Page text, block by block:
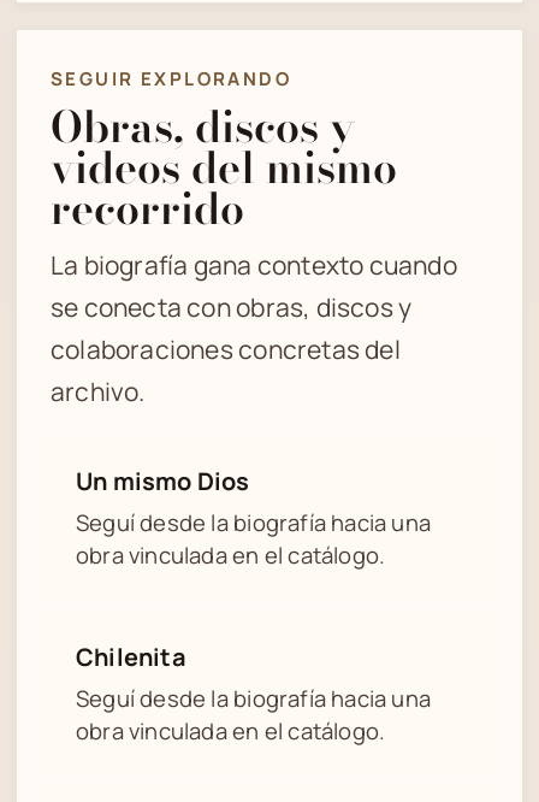
SEGUIR EXPLORANDO
Obras, discos y
videos del mismo
recorrido
La biografía gana contexto cuando
se conecta con obras, discos y
colaboraciones concretas del
archivo.
Un mismo Dios
Seguí desde la biografía hacia una
obra vinculada en el catálogo.
Chilenita
Seguí desde la biografía hacia una
obra vinculada en el catálogo.